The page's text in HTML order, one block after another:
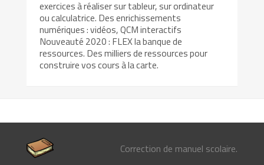
exercices à réaliser sur tableur, sur ordinateur
ou calculatrice. Des enrichissements
numériques : vidéos, QCM interactifs
Nouveauté 2020 : FLEX la banque de
ressources. Des milliers de ressources pour
construire vos cours à la carte.
Correction de manuel scolaire.